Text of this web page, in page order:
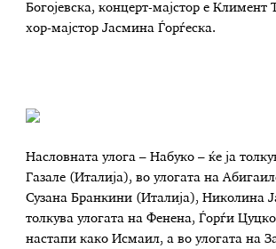
Богојевска, концерт-мајстор е Климент
хор-мајстор Јасмина Ѓорѓеска.
Насловната улога – Набуко – ќе ја
Газале (Италија), во улогата на
Сузана Бранкини (Италија), Николина
толкува улогата на Фенена, Ѓорѓи
настапи како Исмаил, а во улогата на